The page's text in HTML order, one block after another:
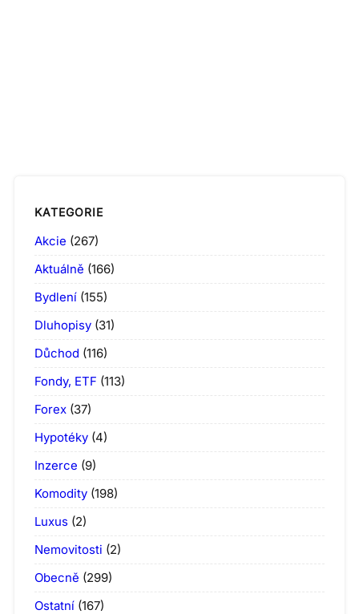
KATEGORIE
Akcie (267)
Aktuálně (166)
Bydlení (155)
Dluhopisy (31)
Důchod (116)
Fondy, ETF (113)
Forex (37)
Hypotéky (4)
Inzerce (9)
Komodity (198)
Luxus (2)
Nemovitosti (2)
Obecně (299)
Ostatní (167)